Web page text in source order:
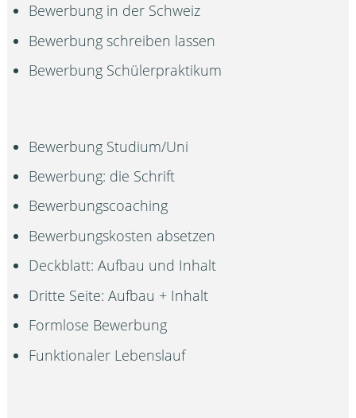
Bewerbung in der Schweiz
Bewerbung schreiben lassen
Bewerbung Schülerpraktikum
Bewerbung Studium/Uni
Bewerbung: die Schrift
Bewerbungscoaching
Bewerbungskosten absetzen
Deckblatt: Aufbau und Inhalt
Dritte Seite: Aufbau + Inhalt
Formlose Bewerbung
Funktionaler Lebenslauf